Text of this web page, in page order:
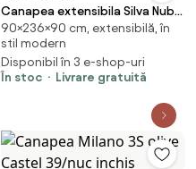
Canapea extensibila Silva Nube
20
90×236×90 cm, extensibilă, în
stil modern
Disponibil în 3 e-shop-uri
În stoc
Livrare gratuită